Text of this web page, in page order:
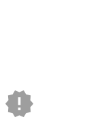
new_releases